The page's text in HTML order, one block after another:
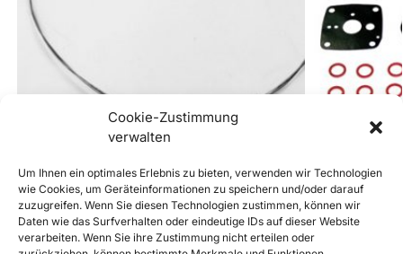
Cookie-Zustimmung
verwalten
Um Ihnen ein optimales Erlebnis zu bieten, verwenden wir Technologien
wie Cookies, um Geräteinformationen zu speichern und/oder darauf
zuzugreifen. Wenn Sie diesen Technologien zustimmen, können wir
Daten wie das Surfverhalten oder eindeutige IDs auf dieser Website
verarbeiten. Wenn Sie ihre Zustimmung nicht erteilen oder
Heizklappenzug für 356A 1701mm
€15,00
Vergaser
€39,60